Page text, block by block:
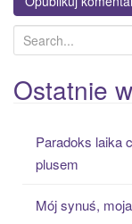
e
a
r
Ostatnie
Paradoks laika
plusem
Mój synuś,